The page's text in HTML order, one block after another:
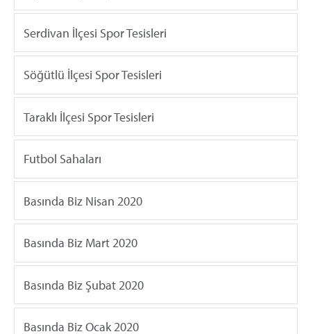
Serdivan İlçesi Spor Tesisleri
Söğütlü İlçesi Spor Tesisleri
Taraklı İlçesi Spor Tesisleri
Futbol Sahaları
Basında Biz Nisan 2020
Basında Biz Mart 2020
Basında Biz Şubat 2020
Basında Biz Ocak 2020